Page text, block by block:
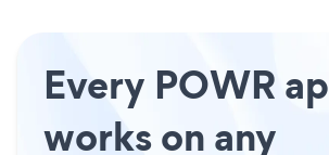
Every POWR
works on any